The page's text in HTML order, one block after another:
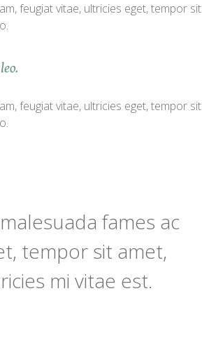
feugiat vitae, ultricies eget, tempor sit
feugiat vitae, ultricies eget, tempor sit
fames ac
tempor sit amet,
mi vitae est.